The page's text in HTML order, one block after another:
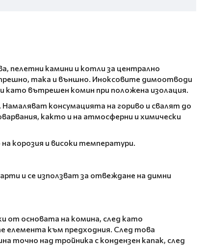
пелетни камини и котли за централно
така и външно. Иноксовите димоотводи
вътрешен комин при положена изолация.
консумацията на гориво и свалят до
както и на атмосферни и химически
корозия и високи температури.
и се използват за отвеждане на димни
от основата на комина, след като
елемента към предходния. След това
точно над тройника с кондензен капак, след